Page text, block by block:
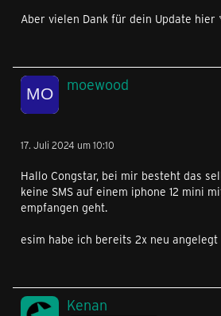
Aber vielen Dank für dein Update hier
moewood
17. Juli 2024 um 10:10
Hallo Congstar, bei mir besteht das
keine SMS auf einem iphone 12 mini
empfangen geht.
esim habe ich bereits 2x neu angelegt
Kenan